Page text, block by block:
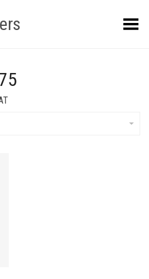
Obrir/tancar el menú